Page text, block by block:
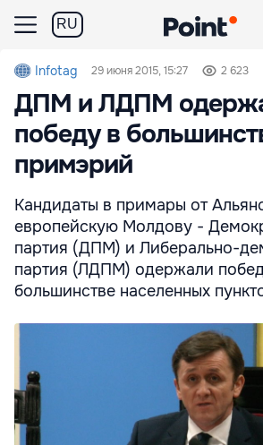
RU
Infotag 29 июня 2015, 15:27 2 623
ДПМ и ЛДПМ
победу в
примэрий
Кандидаты в примары от
европейскую Молдову -
партия (ДПМ) и Либерально-
партия (ЛДПМ) одержали
большинстве населенных